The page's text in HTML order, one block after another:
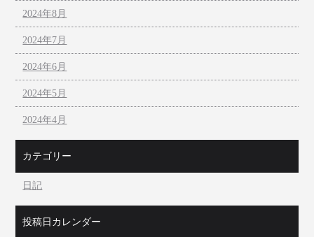
2024年8月
2024年7月
2024年6月
2024年5月
2024年4月
カテゴリー
日記
投稿日カレンダー